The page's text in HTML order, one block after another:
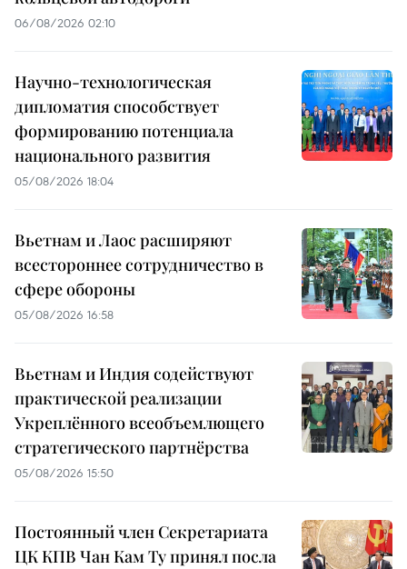
06/08/2026 02:10
Научно-технологическая
дипломатия способствует
формированию потенциала
национального развития
05/08/2026 18:04
Вьетнам и Лаос расширяют
всестороннее сотрудничество в
сфере обороны
05/08/2026 16:58
Вьетнам и Индия содействуют
практической реализации
Укреплённого всеобъемлющего
стратегического партнёрства
05/08/2026 15:50
Постоянный член Секретариата
ЦК КПВ Чан Кам Ту принял посла